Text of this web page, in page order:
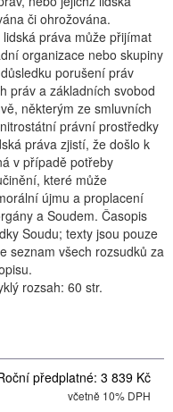
či ohrožována.
práva může přijímat
organizace nebo skupiny
porušení práv
práv a základních svobod
některým ze smluvních
právní prostředky
práva zjistí, že došlo k
v případě potřeby
které může
újmu a proplacení
a Soudem. Časopis
Soudu; texty jsou pouze
seznam všech rozsudků za
rozsah: 60 str.
předplatné: 3 839 Kč
včetně 10% DPH